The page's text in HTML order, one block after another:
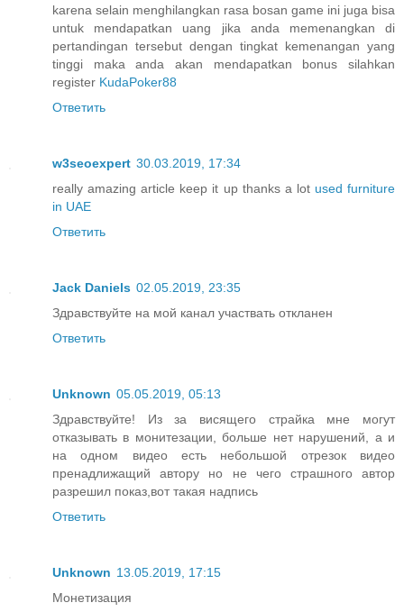
karena selain menghilangkan rasa bosan game ini juga bisa
untuk mendapatkan uang jika anda memenangkan di
pertandingan tersebut dengan tingkat kemenangan yang
tinggi maka anda akan mendapatkan bonus silahkan
register KudaPoker88
Ответить
w3seoexpert 30.03.2019, 17:34
really amazing article keep it up thanks a lot used furniture
in UAE
Ответить
Jack Daniels 02.05.2019, 23:35
Здравствуйте на мой канал участвать откланен
Ответить
Unknown 05.05.2019, 05:13
Здравствуйте! Из за висящего страйка мне могут
отказывать в монитезации, больше нет нарушений, а и
на одном видео есть небольшой отрезок видео
пренадлижащий автору но не чего страшного автор
разрешил показ,вот такая надпись
Ответить
Unknown 13.05.2019, 17:15
Монетизация